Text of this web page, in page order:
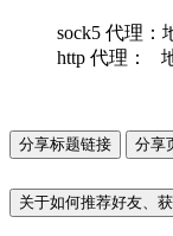
sock5 代理：
http 代理：
分享标题链接 分享
关于如何推荐好友、